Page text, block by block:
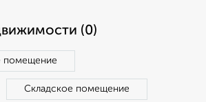
(0)
помещение
Складское помещение